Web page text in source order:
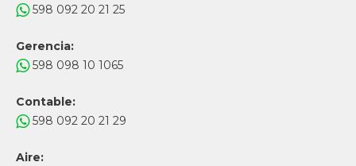
598 092 20 21 25
Gerencia:
598 098 10 1065
Contable:
598 092 20 21 29
Aire: